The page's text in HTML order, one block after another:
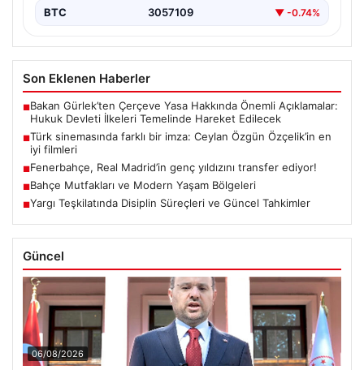
BTC 3057109 ▼ -0.74%
Son Eklenen Haberler
■Bakan Gürlek’ten Çerçeve Yasa Hakkında Önemli Açıklamalar:
Hukuk Devleti İlkeleri Temelinde Hareket Edilecek
■Türk sinemasında farklı bir imza: Ceylan Özgün Özçelik’in en
iyi filmleri
■Fenerbahçe, Real Madrid’in genç yıldızını transfer ediyor!
■Bahçe Mutfakları ve Modern Yaşam Bölgeleri
■Yargı Teşkilatında Disiplin Süreçleri ve Güncel Tahkimler
Güncel
06/08/2026